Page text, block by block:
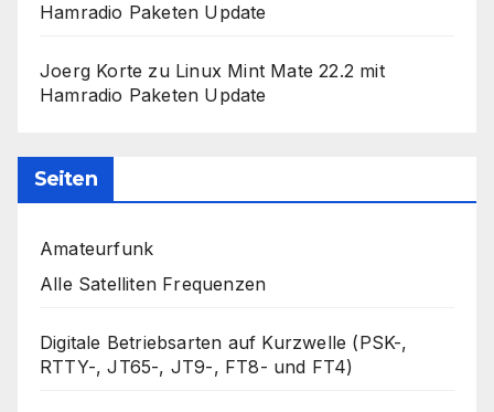
Hamradio Paketen Update
Joerg Korte zu Linux Mint Mate 22.2 mit
Hamradio Paketen Update
Seiten
Amateurfunk
Alle Satelliten Frequenzen
Digitale Betriebsarten auf Kurzwelle (PSK-,
RTTY-, JT65-, JT9-, FT8- und FT4)